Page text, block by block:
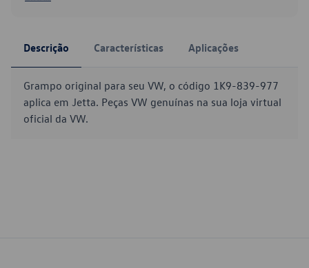
Descrição Características Aplicações
Grampo original para seu VW, o código 1K9-839-977
aplica em Jetta. Peças VW genuínas na sua loja virtual
oficial da VW.